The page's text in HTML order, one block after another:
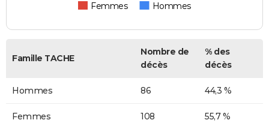
Femmes Hommes
Famille TACHE
Nombre de
décès
% des
décès
Hommes 86 44,3 %
Femmes 108 55,7 %